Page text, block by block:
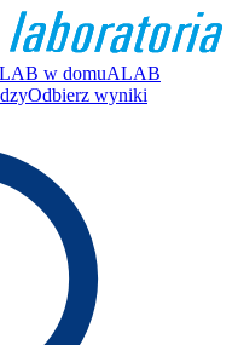
w domuALAB
Odbierz wyniki